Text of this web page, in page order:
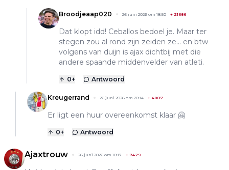
Broodjeaap020 26 juni 2026 om 18:50 + 21686
Dat klopt idd! Ceballos bedoel je. Maar ter
stegen zou al rond zijn zeiden ze… en btw
volgens van duijn is ajax dichtbij met die
andere spaande middenvelder van atleti.
0+ Antwoord
Kreugerrand 26 juni 2026 om 20:14 + 4807
Er ligt een huur overeenkomst klaar 🤗
0+ Antwoord
Ajaxtrouw 26 juni 2026 om 18:17 + 7429